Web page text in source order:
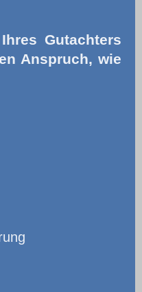
Gutachters
Anspruch, wie